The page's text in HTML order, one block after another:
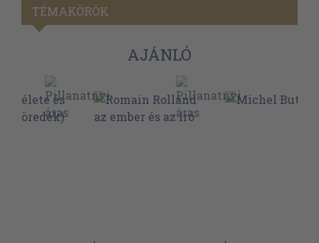
TÉMAKÖRÖK
AJÁNLÓ